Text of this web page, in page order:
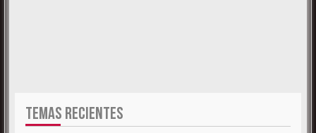
TEMAS RECIENTES